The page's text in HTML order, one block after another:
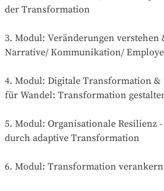
der Transformation
3. Modul: Veränderungen
Narrative/ Kommunikation/
4. Modul: Digitale Transformation &
für Wandel: Transformation
5. Modul: Organisationale Resilienz
durch adaptive Transformation
6. Modul: Transformation